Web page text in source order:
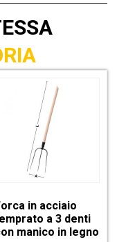
in acciaio
a 3 denti
manico in legno